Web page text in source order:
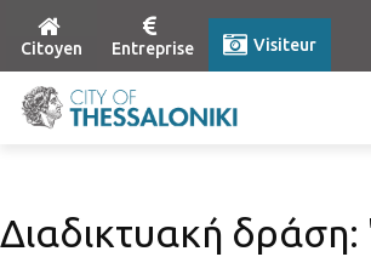
Citoyen Entreprise Visiteur
Διαδικτυακή δράση: